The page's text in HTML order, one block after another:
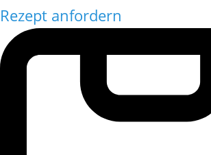
Rezept anfordern